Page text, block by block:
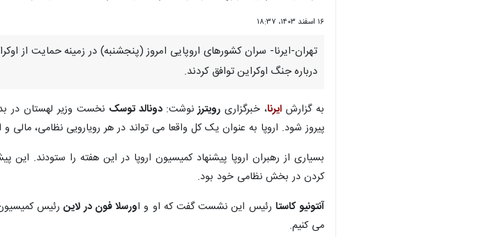
۱۶ اسفند ۱۴۰۳، ۱۸:۳۷
تهران-ایرنا- سران کشورهای اروپایی امروز (پنجشنبه) در زمینه حمایت از
درباره جنگ اوکراین توافق کردند.
به گزارش ایرنا، خبرگزاری رویترزنوشت:دونالد توسک نخست وزیر لهستان در
پیروز شود. اروپا به عنوان یک کل واقعا می تواند در هر رویارویی نظامی، مالی
کردن در بخش نظامی خود بود.
آنتونیو کاستا رئیس این نشست گفت که او و اورسلا فون در لاینرئیس کمیسیون
می کنیم.